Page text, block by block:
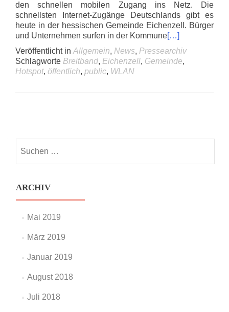
den schnellen mobilen Zugang ins Netz. Die
schnellsten Internet-Zugänge Deutschlands gibt es
heute in der hessischen Gemeinde Eichenzell. Bürger
und Unternehmen surfen in der Kommune[…]
Veröffentlicht in Allgemein, News, Pressearchiv
Schlagworte Breitband, Eichenzell, Gemeinde,
Hotspot, öffentlich, public, WLAN
navigation
nach:
ARCHIV
Mai 2019
März 2019
Januar 2019
August 2018
Juli 2018